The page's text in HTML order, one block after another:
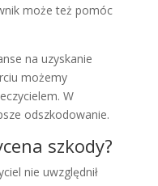
może też pomóc
na uzyskanie
możemy
W
odszkodowanie.
szkody?
nie uwzględnił